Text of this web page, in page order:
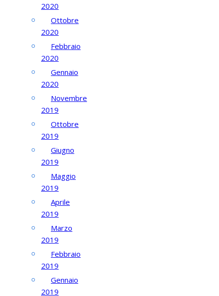
2020
Ottobre
2020
Febbraio
2020
Gennaio
2020
Novembre
2019
Ottobre
2019
Giugno
2019
Maggio
2019
Aprile
2019
Marzo
2019
Febbraio
2019
Gennaio
2019